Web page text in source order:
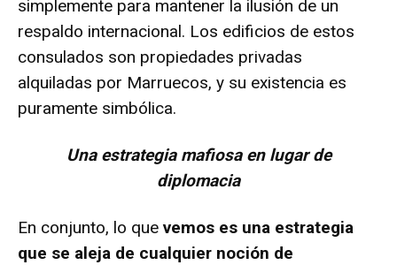
simplemente para mantener la ilusión de un
respaldo internacional. Los edificios de estos
consulados son propiedades privadas
alquiladas por Marruecos, y su existencia es
puramente simbólica.
Una estrategia mafiosa en lugar de
diplomacia
En conjunto, lo que vemos es una estrategia
que se aleja de cualquier noción de